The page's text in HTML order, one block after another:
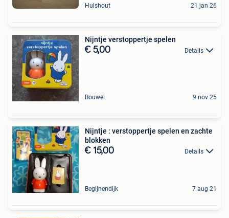
Hulshout 21 jan 26
Nijntje verstoppertje spelen
€ 5,00 Details
Bouwel 9 nov 25
Nijntje : verstoppertje spelen en zachte
blokken
€ 15,00 Details
Begijnendijk 7 aug 21